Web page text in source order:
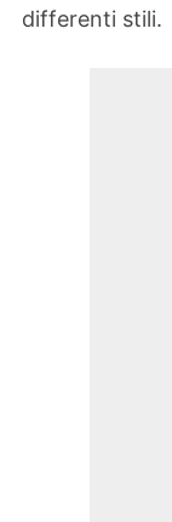
differenti stili.